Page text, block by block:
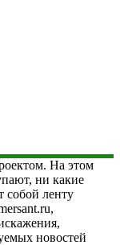
На этом
ни какие
собой ленту
новостей